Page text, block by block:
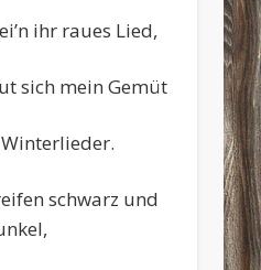
ihr raues Lied,
sich mein Gemüt
schwarz und